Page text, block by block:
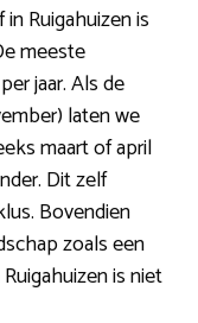
Ruigahuizen is
meeste
jaar. Als de
laten we
maart of april
Dit zelf
Bovendien
zoals een
is niet